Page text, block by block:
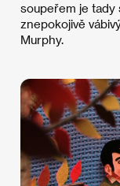
soupeřem je tady
znepokojivě
Murphy.